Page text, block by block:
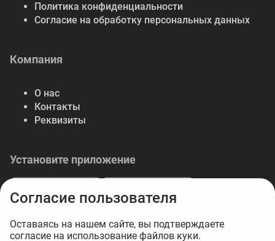
Политика конфиденциальности
Согласие на обработку персональных данных
Компания
О нас
Контакты
Реквизиты
Установите приложение
Согласие пользователя
Оставаясь на нашем сайте, вы подтверждаете
согласие на использование файлов куки.